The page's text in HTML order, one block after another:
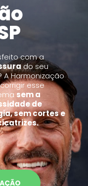
com a
do seu
A Harmonização
esse
sem a
de
sem cortes e